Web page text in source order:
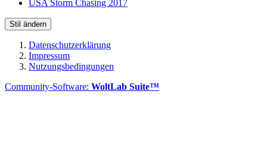
USA Storm Chasing 2017
Stil ändern
Datenschutzerklärung
Impressum
Nutzungsbedingungen
Community-Software: WoltLab Suite™